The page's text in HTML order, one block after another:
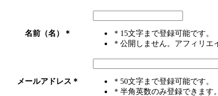
名前（名） ＊
＊15文字まで登録可能です。
＊公開しません。アフィリ
メールアドレス ＊
＊50文字まで登録可能です。
＊半角英数のみ登録できます